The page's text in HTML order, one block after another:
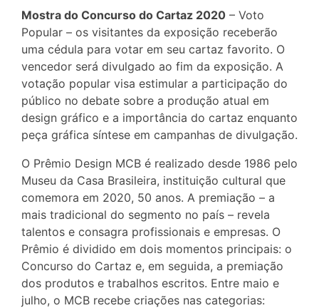
Mostra do Concurso do Cartaz 2020 – Voto
Popular – os visitantes da exposição receberão
uma cédula para votar em seu cartaz favorito. O
vencedor será divulgado ao fim da exposição. A
votação popular visa estimular a participação do
público no debate sobre a produção atual em
design gráfico e a importância do cartaz enquanto
peça gráfica síntese em campanhas de divulgação.
O Prêmio Design MCB é realizado desde 1986 pelo
Museu da Casa Brasileira, instituição cultural que
comemora em 2020, 50 anos. A premiação – a
mais tradicional do segmento no país – revela
talentos e consagra profissionais e empresas. O
Prêmio é dividido em dois momentos principais: o
Concurso do Cartaz e, em seguida, a premiação
dos produtos e trabalhos escritos. Entre maio e
julho, o MCB recebe criações nas categorias: